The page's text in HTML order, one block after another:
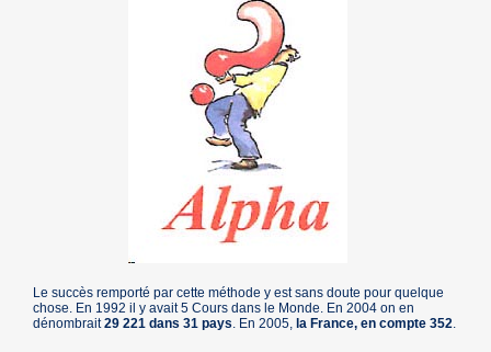
Le succès remporté par cette méthode y est sans doute pour quelque
chose. En 1992 il y avait 5 Cours dans le Monde. En 2004 on en
dénombrait29 221 dans 31 pays. En 2005, la France, en compte 352.